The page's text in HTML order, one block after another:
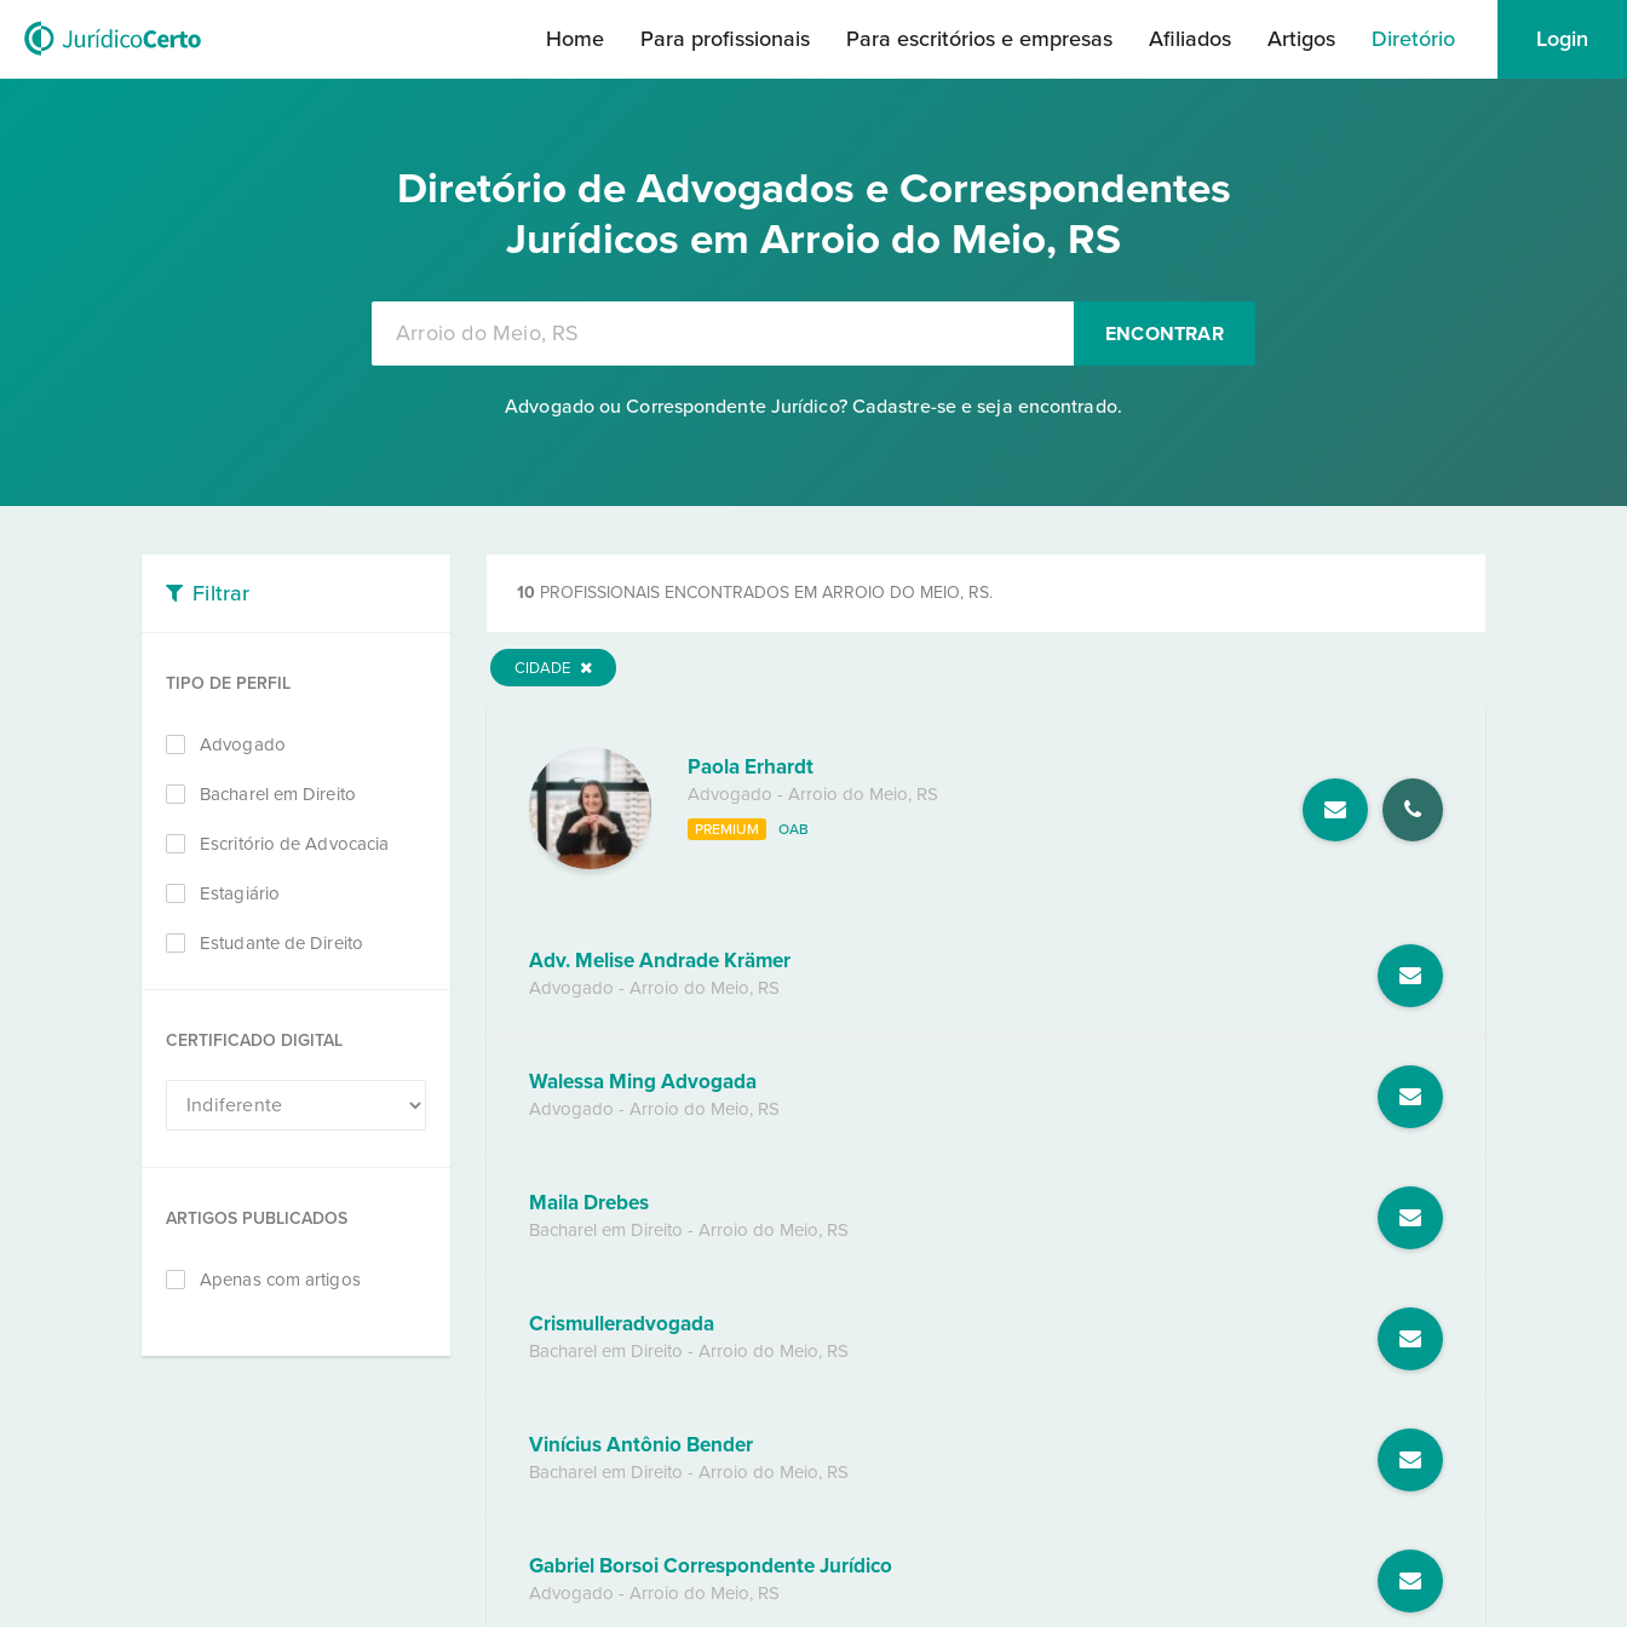
Home Para profissionais Para escritórios e empresas Afiliados Artigos Diretório Login
Diretório de Advogados e Correspondentes
Jurídicos em Arroio do Meio, RS
ENCONTRAR
Advogado ou Correspondente Jurídico? Cadastre-se e seja encontrado.
Filtrar
TIPO DE PERFIL
Advogado
Bacharel em Direito
Escritório de Advocacia
Estagiário
Estudante de Direito
CERTIFICADO DIGITAL
ARTIGOS PUBLICADOS
Apenas com artigos
10 PROFISSIONAIS ENCONTRADOS EM ARROIO DO MEIO, RS.
CIDADE
Paola Erhardt
Advogado - Arroio do Meio, RS
PREMIUM OAB
Adv. Melise Andrade Krämer
Advogado - Arroio do Meio, RS
Walessa Ming Advogada
Advogado - Arroio do Meio, RS
Maila Drebes
Bacharel em Direito - Arroio do Meio, RS
Crismulleradvogada
Bacharel em Direito - Arroio do Meio, RS
Vinícius Antônio Bender
Bacharel em Direito - Arroio do Meio, RS
Gabriel Borsoi Correspondente Jurídico
Advogado - Arroio do Meio, RS